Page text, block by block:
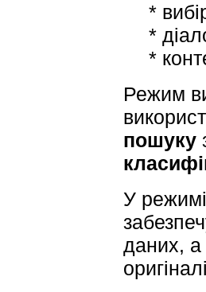
*
*
*
Режим
пошуку
У
даних, а